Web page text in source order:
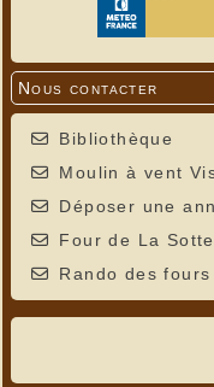
Nous contacter
Bibliothèque
Moulin à vent
Déposer une
Four de La Sotte
Rando des